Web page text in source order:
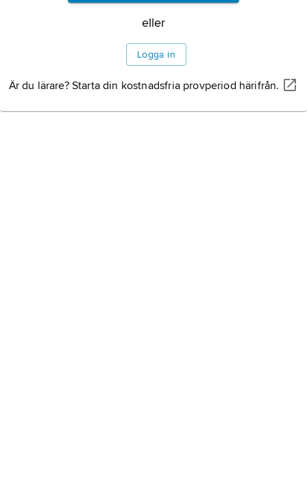
eller
Logga in
Är du lärare? Starta din kostnadsfria provperiod härifrån.